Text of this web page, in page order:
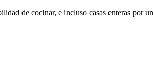
de cocinar, e incluso casas enteras por